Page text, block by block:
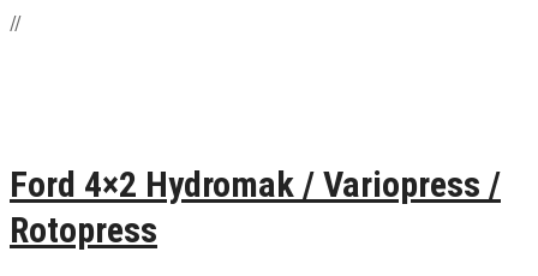
//
Ford 4×2 Hydromak / Variopress /
Rotopress